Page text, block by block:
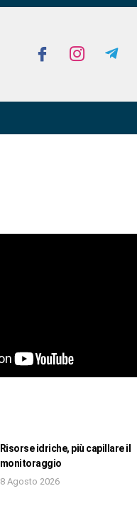
Risorse idriche, più capillare il
monitoraggio
8 Agosto 2026